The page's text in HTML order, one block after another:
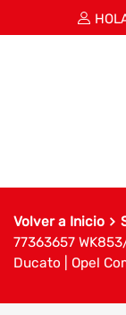
Volver a Inicio
77363657
Ducato | Opel